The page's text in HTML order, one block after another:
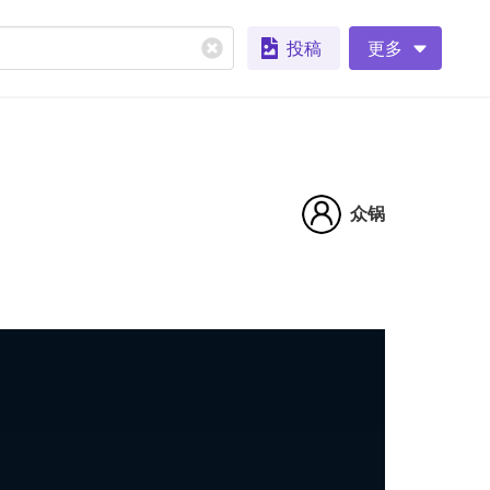
投稿 更多
众锅